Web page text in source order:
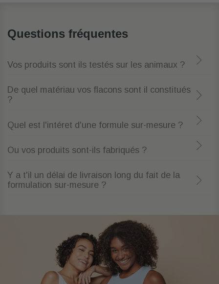
Questions fréquentes
Vos produits sont ils testés sur les animaux ?
De quel matériau vos flacons sont il constitués
?
Quel est l'intéret d'une formule sur-mesure ?
Ou vos produits sont-ils fabriqués ?
Y a t'il un délai de livraison long du fait de la
formulation sur-mesure ?